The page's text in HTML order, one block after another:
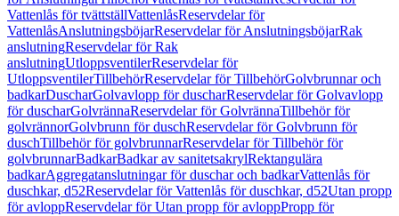
Vattenlås för tvättställVattenlåsReservdelar för
VattenlåsAnslutningsböjarReservdelar för AnslutningsböjarRak
anslutningReservdelar för Rak
anslutningUtloppsventilerReservdelar för
UtloppsventilerTillbehörReservdelar för TillbehörGolvbrunnar och
badkarDuscharGolvavlopp för duscharReservdelar för Golvavlopp
för duscharGolvrännaReservdelar för GolvrännaTillbehör för
golvrännorGolvbrunn för duschReservdelar för Golvbrunn för
duschTillbehör för golvbrunnarReservdelar för Tillbehör för
golvbrunnarBadkarBadkar av sanitetsakrylRektangulära
badkarAggregatanslutningar för duschar och badkarVattenlås för
duschkar, d52Reservdelar för Vattenlås för duschkar, d52Utan propp
för avloppReservdelar för Utan propp för avloppPropp för